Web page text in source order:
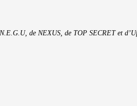
de NEXUS, de TOP SECRET et